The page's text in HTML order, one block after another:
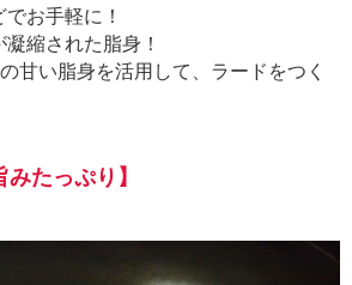
お手軽に！
縮された脂身！
甘い脂身を活用して、ラードをつく
みたっぷり】